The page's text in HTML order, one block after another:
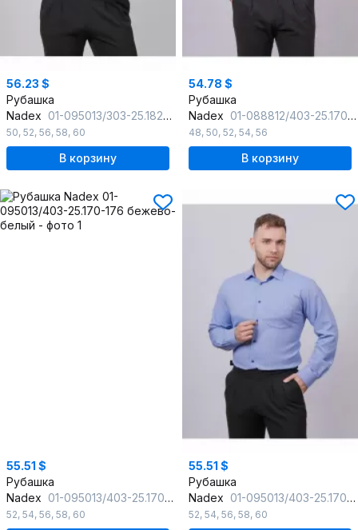
56.23 $
Рубашка
Nadex 01-095013/303-25.182-188
50, 52, 56, 58, 60
В корзину
54.78 $
Рубашка
Nadex 01-088812/403-25.170-176
48, 50, 52, 54, 56
В корзину
55.51 $
Рубашка
Nadex 01-095013/403-25.170-176 бежево-белый
52, 54, 56, 58, 60
55.51 $
Рубашка
Nadex 01-095013/403-25.170-176 сине-голубой
52, 54, 56, 58, 60